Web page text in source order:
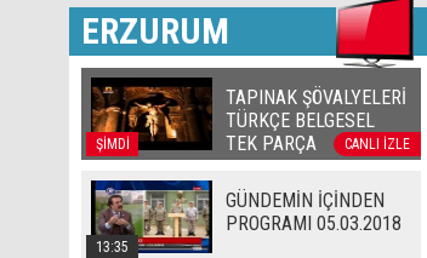
ERZURUM
ŞİMDİ CANLI İZLE
TAPINAK ŞÖVALYELERİ
TÜRKÇE BELGESEL
TEK PARÇA
13:35
GÜNDEMİN İÇİNDEN
PROGRAMI 05.03.2018